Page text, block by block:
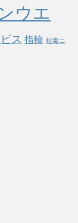
ウエ
ス 指輪 蛇毒コ